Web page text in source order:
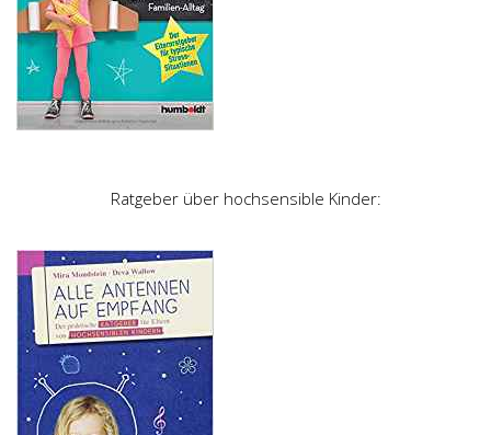
Ratgeber über hochsensible Kinder: